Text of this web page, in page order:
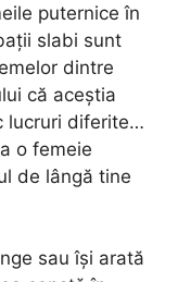
puternice în
slabi sunt
dintre
că aceștia
lucruri diferite…
o femeie
de lângă tine
sau își arată